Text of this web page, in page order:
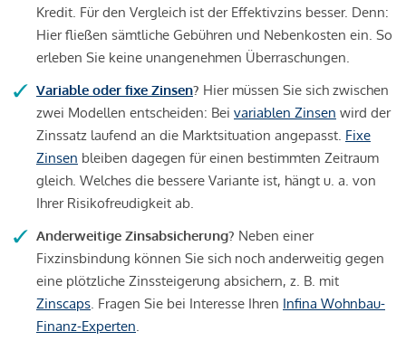
Kredit. Für den Vergleich ist der Effektivzins besser. Denn:
Hier fließen sämtliche Gebühren und Nebenkosten ein. So
erleben Sie keine unangenehmen Überraschungen.
Variable oder fixe Zinsen? Hier müssen Sie sich zwischen
zwei Modellen entscheiden: Bei variablen Zinsen wird der
Zinssatz laufend an die Marktsituation angepasst. Fixe
Zinsen bleiben dagegen für einen bestimmten Zeitraum
gleich. Welches die bessere Variante ist, hängt u. a. von
Ihrer Risikofreudigkeit ab.
Anderweitige Zinsabsicherung? Neben einer
Fixzinsbindung können Sie sich noch anderweitig gegen
eine plötzliche Zinssteigerung absichern, z. B. mit
Zinscaps. Fragen Sie bei Interesse Ihren Infina Wohnbau-
Finanz-Experten.